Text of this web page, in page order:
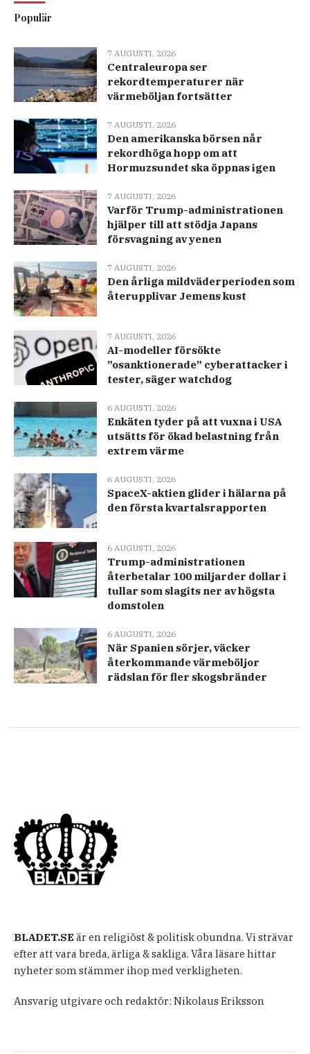
Populär
7 AUGUSTI, 2026
Centraleuropa ser
rekordtemperaturer när
värmeböljan fortsätter
7 AUGUSTI, 2026
Den amerikanska börsen når
rekordhöga hopp om att
Hormuzsundet ska öppnas igen
7 AUGUSTI, 2026
Varför Trump-administrationen
hjälper till att stödja Japans
försvagning av yenen
7 AUGUSTI, 2026
Den årliga mildväderperioden som
återupplivar Jemens kust
7 AUGUSTI, 2026
AI-modeller försökte
”osanktionerade” cyberattacker i
tester, säger watchdog
6 AUGUSTI, 2026
Enkäten tyder på att vuxna i USA
utsätts för ökad belastning från
extrem värme
6 AUGUSTI, 2026
SpaceX-aktien glider i hälarna på
den första kvartalsrapporten
6 AUGUSTI, 2026
Trump-administrationen
återbetalar 100 miljarder dollar i
tullar som slagits ner av högsta
domstolen
6 AUGUSTI, 2026
När Spanien sörjer, väcker
återkommande värmeböljor
rädslan för fler skogsbränder
BLADET.SE är en religiöst & politisk obundna. Vi strävar
efter att vara breda, ärliga & sakliga. Våra läsare hittar
nyheter som stämmer ihop med verkligheten.
Ansvarig utgivare och redaktör: Nikolaus Eriksson